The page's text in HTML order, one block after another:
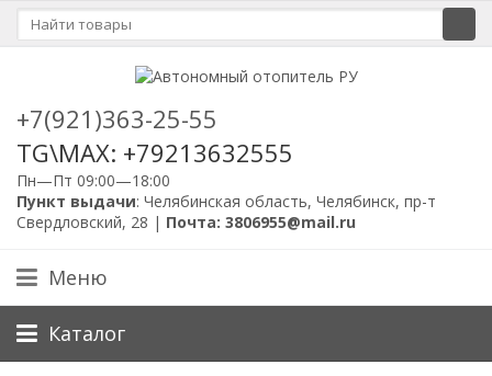
+7(921)363-25-55
TG\MAX: +79213632555
Пн—Пт 09:00—18:00
Пункт выдачи: Челябинская область, Челябинск, пр-т
Свердловский, 28 | Почта: 3806955@mail.ru
Меню
Каталог